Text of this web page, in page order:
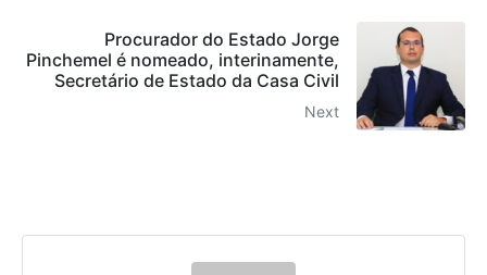
Procurador do Estado Jorge
Pinchemel é nomeado, interinamente,
Secretário de Estado da Casa Civil
Next